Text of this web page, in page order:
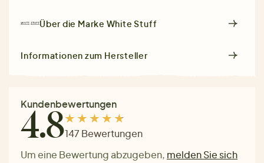
Über die Marke White Stuff
Informationen zum Hersteller
Kundenbewertungen
4.8147 Bewertungen
Um eine Bewertung abzugeben, melden Sie sich